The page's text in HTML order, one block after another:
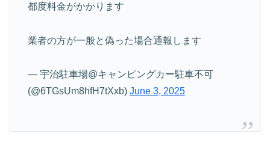
都度料金がかかります
業者の方が一般と偽った場合通報します
— 宇治駐車場@キャンピングカー駐車不可
(@6TGsUm8hfH7tXxb) June 3, 2025